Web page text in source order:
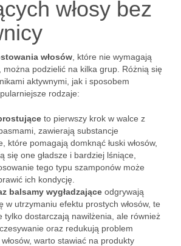
włosy bez
włosów , które nie wymagają
można podzielić na kilka grup. Różnią się
aktywnymi, jak i sposobem
rodzaje:
to pierwszy krok w walce z
zawierają substancje
które pomagają domknąć łuski włosów,
się one gładsze i bardziej lśniące,
tego typu szamponów może
ich kondycję.
balsamy wygładzające odgrywają
w utrzymaniu efektu prostych włosów, te
tylko dostarczają nawilżenia, ale również
oraz redukują problem
warto stawiać na produkty